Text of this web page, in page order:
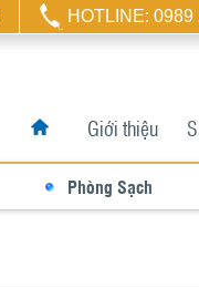
HOTLINE: 0989
Giới thiệu
Phòng Sạch